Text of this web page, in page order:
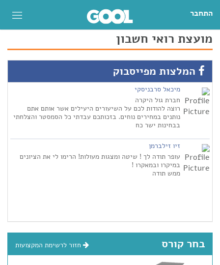
התחבר
מועצת רואי חשבון
המלצות מפייסבוק
מיכאל סרבניסקי
חברת גול היקרה
רוצה להודות לכם על השיעורים היעילים אשר אותם אתם
נותנים במחירים נוחים. בזכותכם עבדתי כל הסמסטר והצלחתי
בבחינות ישר כח
זיו זילברמן
עופר תודה לך ! שיטה ומצגות מעולות! הרימו לי את הציונים
במיקרו ובמאקרו !
ממש תודה
בחר קורס חזור לרשימת המקצועות